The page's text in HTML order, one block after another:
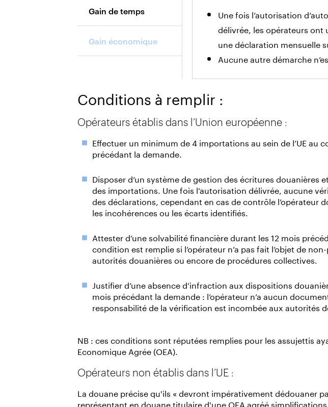
Gain de temps
Gain économique
Une fois l’autorisation
délivrée, les opérateurs
une déclaration mensuelle
Aucune autre démarche
Conditions à remplir :
Opérateurs établis dans l’Union européenne :
Effectuer un minimum de 4 importations au sein de l’UE au
précédant la demande.
Disposer d’un système de gestion des écritures douanières
des importations. Une fois l’autorisation délivrée, aucune
des déclarations, cependant en cas de contrôle l’opérateur
les incohérences ou les écarts identifiés.
Attester d’une solvabilité financière durant les 12 mois
condition est remplie si l’opérateur n’a pas fait l’objet de
autorités douanières ou encore de procédures collectives.
Justifier d’une absence d’infraction aux dispositions
mois précédant la demande : l’opérateur n’a aucun
responsabilité de la vérification est incombée aux autorités
NB : ces conditions sont réputées remplies pour les assujettis
Economique Agrée (OEA).
Opérateurs non établis dans l’UE :
La douane précise qu'ils « devront impérativement dédouaner
représentant en douane titulaire d'une OEA agréé simplifications